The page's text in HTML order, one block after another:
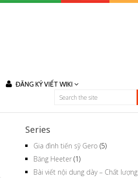
ĐĂNG KÝ VIẾT WIKI
Series
Gia đình tiến sỹ Gero (5)
Băng Heeter (1)
Bài viết nội dung dày – Chất lượng